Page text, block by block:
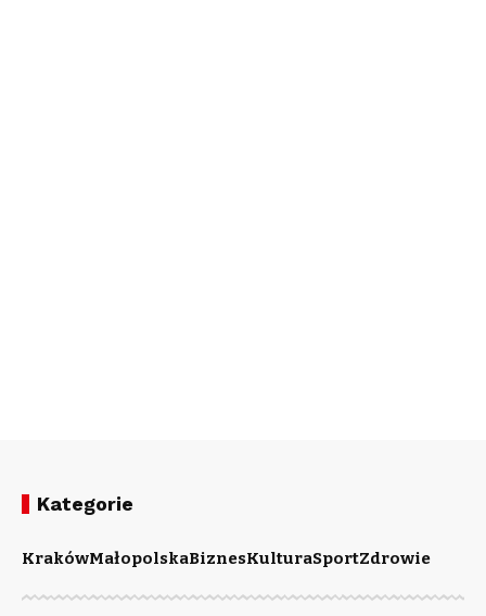
Kategorie
KrakówMałopolskaBiznesKulturaSportZdrowie